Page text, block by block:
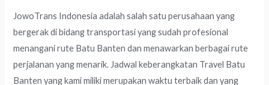
JowoTrans Indonesia adalah salah satu perusahaan yang
bergerak di bidang transportasi yang sudah profesional
menangani rute Batu Banten dan menawarkan berbagai rute
perjalanan yang menarik. Jadwal keberangkatan Travel Batu
Banten yang kami miliki merupakan waktu terbaik dan yang